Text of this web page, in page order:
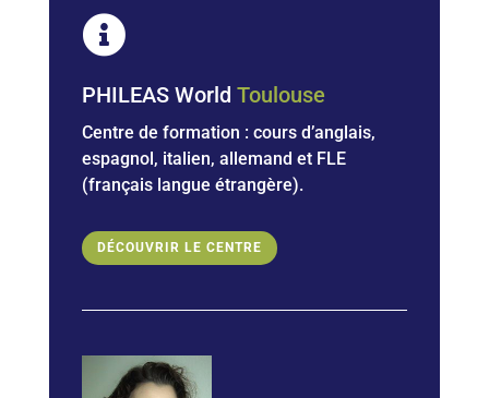
d’étudier votre projet, votre budget CPF et les
possibilités de financement adaptées.

PHILEAS World Toulouse
Centre de formation : cours d’anglais,
espagnol, italien, allemand et FLE
(français langue étrangère).
DÉCOUVRIR LE CENTRE